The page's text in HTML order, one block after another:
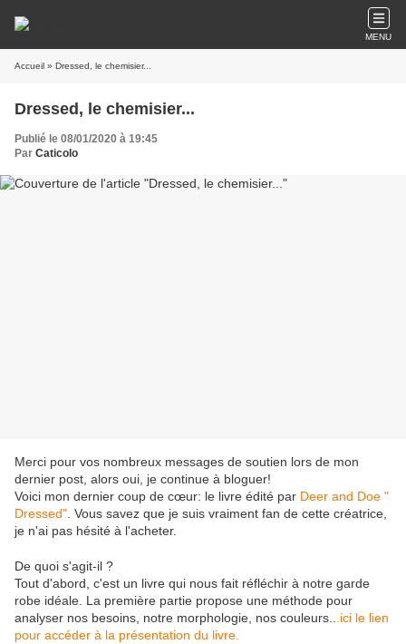
MENU
Accueil » Dressed, le chemisier...
Dressed, le chemisier...
Publié le 08/01/2020 à 19:45
Par Caticolo
Merci pour vos nombreux messages de soutien lors de mon
dernier post, alors oui, je continue à bloguer!
Voici mon dernier coup de cœur: le livre édité par Deer and Doe "
Dressed" . Vous savez que je suis vraiment fan de cette créatrice,
je n'ai pas hésité à l'acheter.
De quoi s'agit-il ?
Tout d'abord, c'est un livre qui nous fait réfléchir à notre garde
robe idéale. La première partie propose une méthode pour
analyser nos besoins, notre morphologie, nos couleurs..
.ici le lien
pour accéder à la présentation du livre.